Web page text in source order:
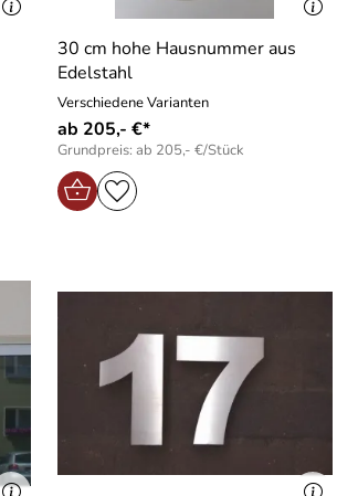
30 cm hohe Hausnummer aus
Edelstahl
Verschiedene Varianten
ab 205,- €*
Grundpreis: ab 205,- €/Stück